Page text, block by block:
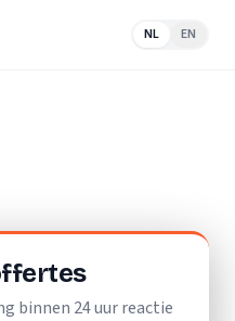
NL EN
binnen 24 uur reactie